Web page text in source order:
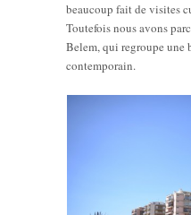
beaucoup fait de visites
Toutefois nous avons
Belem, qui regroupe une
contemporain.